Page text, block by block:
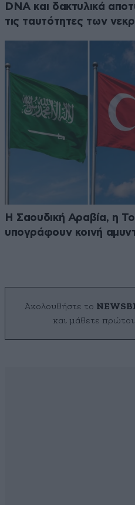
DNA και δακτυλικά
τις ταυτότητες των
Η Σαουδική Αραβία, η
υπογράφουν κοινή
Ακολουθήστε το
και μάθετε πρώτοι